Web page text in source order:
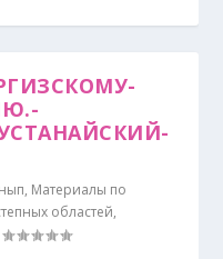
, Материалы по
областей,